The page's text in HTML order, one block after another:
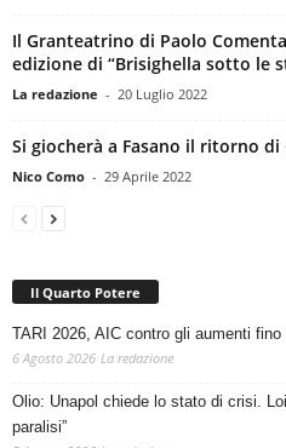
Il Granteatrino di Paolo
edizione di “Brisighella sotto le
La redazione - 20 Luglio 2022
Si giocherà a Fasano il ritorno
Nico Como - 29 Aprile 2022
Il Quarto Potere
TARI 2026, AIC contro gli aumenti
6 Agosto 2026 La redazione
Olio: Unapol chiede lo stato di crisi.
paralisi”